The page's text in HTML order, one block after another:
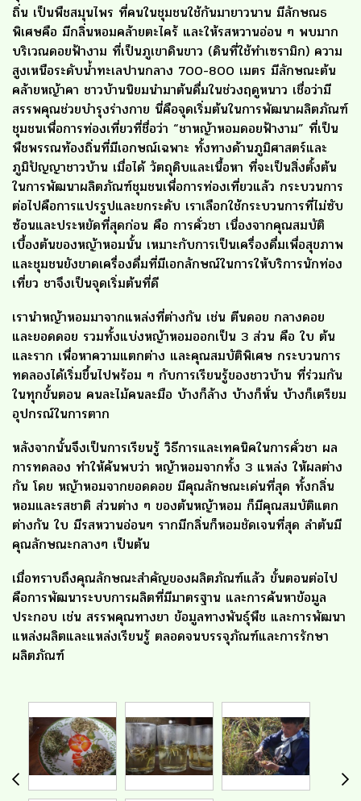
ถิ่น เป็นพืชสมุนไพร ที่คนในชุมชนใช้กันมายาวนาน มีลักษณธ
พิเศษคือ มีกลิ่นหอมคล้ายตะไคร้ และให้รสหวานอ่อน ๆ พบมาก
บริเวณดอยฟ้างาม ที่เป็นภูเขาดินขาว (ดินที่ใช้ทำเซรามิก) ความ
สูงเหนือระดับน้ำทะเลปานกลาง 700-800 เมตร มีลักษณะต้น
คล้ายหญ้าคา ชาวบ้านนิยมนำมาต้นดื่มในช่วงฤดูหนาว เชื่อว่ามี
สรรพคุณช่วยบำรุงร่างกาย นี่คือจุดเริ่มต้นในการพัฒนาผลิตภัณฑ์
ชุมชนเพื่อการท่องเที่ยวที่ชื่อว่า “ชาหญ้าหอมดอยฟ้างาม” ที่เป็น
พืชพรรณท้องถิ่นที่มีเอกษณ์เฉพาะ ทั้งทางด้านภูมิศาสตร์และ
ภูมิปัญญาชาวบ้าน เมื่อได้ วัตถุดิบและเนื้อหา ที่จะเป็นสิ่งตั้งต้น
ในการพัฒนาผลิตภัณฑ์ชุมชนเพื่อการท่องเที่ยวแล้ว กระบวนการ
ต่อไปคือการแปรรูปและยกระดับ เราเลือกใช้กระบวนการที่ไม่ซับ
ซ้อนและประหยัดที่สุดก่อน คือ การคั่วชา เนื่องจากคุณสมบัติ
เบื้องต้นของหญ้าหอมนั้น เหมาะกับการเป็นเครื่องดื่มเพื่อสุขภาพ
และชุมชนยังขาดเครื่องดื่มที่มีเอกลักษณ์ในการให้บริการนักท่อง
เที่ยว ชาจึงเป็นจุดเริ่มต้นที่ดี
เรานำหญ้าหอมมาจากแหล่งที่ต่างกัน เช่น ตีนดอย กลางดอย
และยอดดอย รวมทั้งแบ่งหญ้าหอมออกเป็น 3 ส่วน คือ ใบ ต้น
และราก เพื่อหาความแตกต่าง และคุณสมบัติพิเศษ กระบวนการ
ทดลองได้เริ่มขึ้นไปพร้อม ๆ กับการเรียนรู้ของชาวบ้าน ที่ร่วมกัน
ในทุกขั้นตอน คนละไม้คนละมือ บ้างก็ล้าง บ้างก็หั่น บ้างก็เตรียม
อุปกรณ์ในการตาก
หลังจากนั้นจึงเป็นการเรียนรู้ วิธีการและเทคนิคในการคั่วชา ผล
การทดลอง ทำให้ค้นพบว่า หญ้าหอมจากทั้ง 3 แหล่ง ให้ผลต่าง
กัน โดย หญ้าหอมจากยอดดอย มีคุณลักษณะเด่นที่สุด ทั้งกลิ่น
หอมและรสชาติ ส่วนต่าง ๆ ของต้นหญ้าหอม ก็มีคุณสมบัติแตก
ต่างกัน ใบ มีรสหวานอ่อนๆ รากมีกลิ่นก็หอมชัดเจนที่สุด ลำต้นมี
คุณลักษณะกลางๆ เป็นต้น
เมื่อทราบถึงคุณลักษณะสำคัญของผลิตภัณฑ์แล้ว ขั้นตอนต่อไป
คือการพัฒนาระบบการผลิตที่มีมาตรฐาน และการค้นหาข้อมูล
ประกอบ เช่น สรรพคุณทางยา ข้อมูลทางพันธุ์พืช และการพัฒนา
แหล่งผลิตและแหล่งเรียนรู้ ตลอดจนบรรจุภัณฑ์และการรักษา
ผลิตภัณฑ์